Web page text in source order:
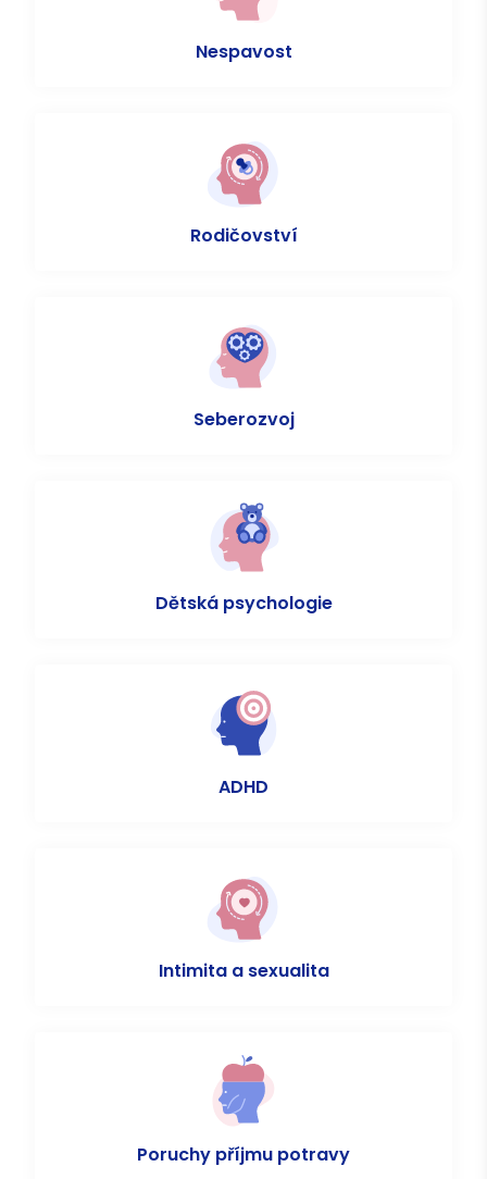
Nespavost
Rodičovství
Seberozvoj
Dětská psychologie
ADHD
Intimita a sexualita
Poruchy příjmu potravy